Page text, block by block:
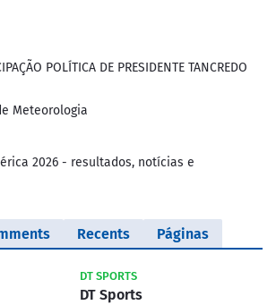
POLÍTICA DE PRESIDENTE TANCREDO
Meteorologia
2026 - resultados, notícias e
Recents Páginas
DT SPORTS
DT Sports